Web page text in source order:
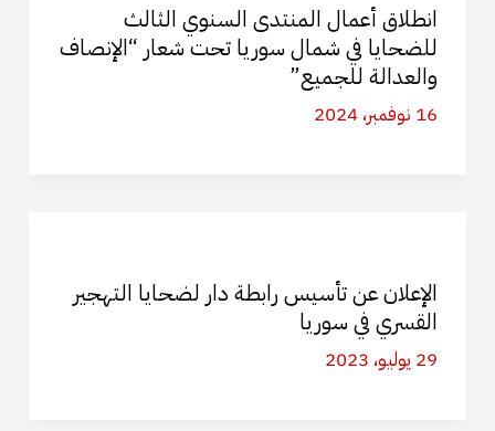
انطلاق أعمال المنتدى السنوي الثالث
للضحايا في شمال سوريا تحت شعار “الإنصاف
والعدالة للجميع”
16 نوفمبر، 2024
الإعلان عن تأسيس رابطة دار لضحايا التهجير
القسري في سوريا
29 يوليو، 2023